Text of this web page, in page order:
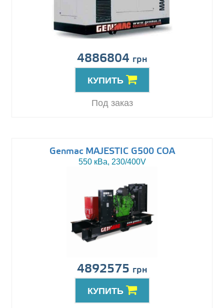
4886804 грн
КУПИТЬ
Под заказ
Genmac MAJESTIC G500 COA
550 кВа, 230/400V
4892575 грн
КУПИТЬ